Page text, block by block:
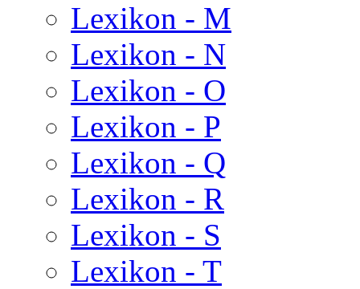
Lexikon - M
Lexikon - N
Lexikon - O
Lexikon - P
Lexikon - Q
Lexikon - R
Lexikon - S
Lexikon - T